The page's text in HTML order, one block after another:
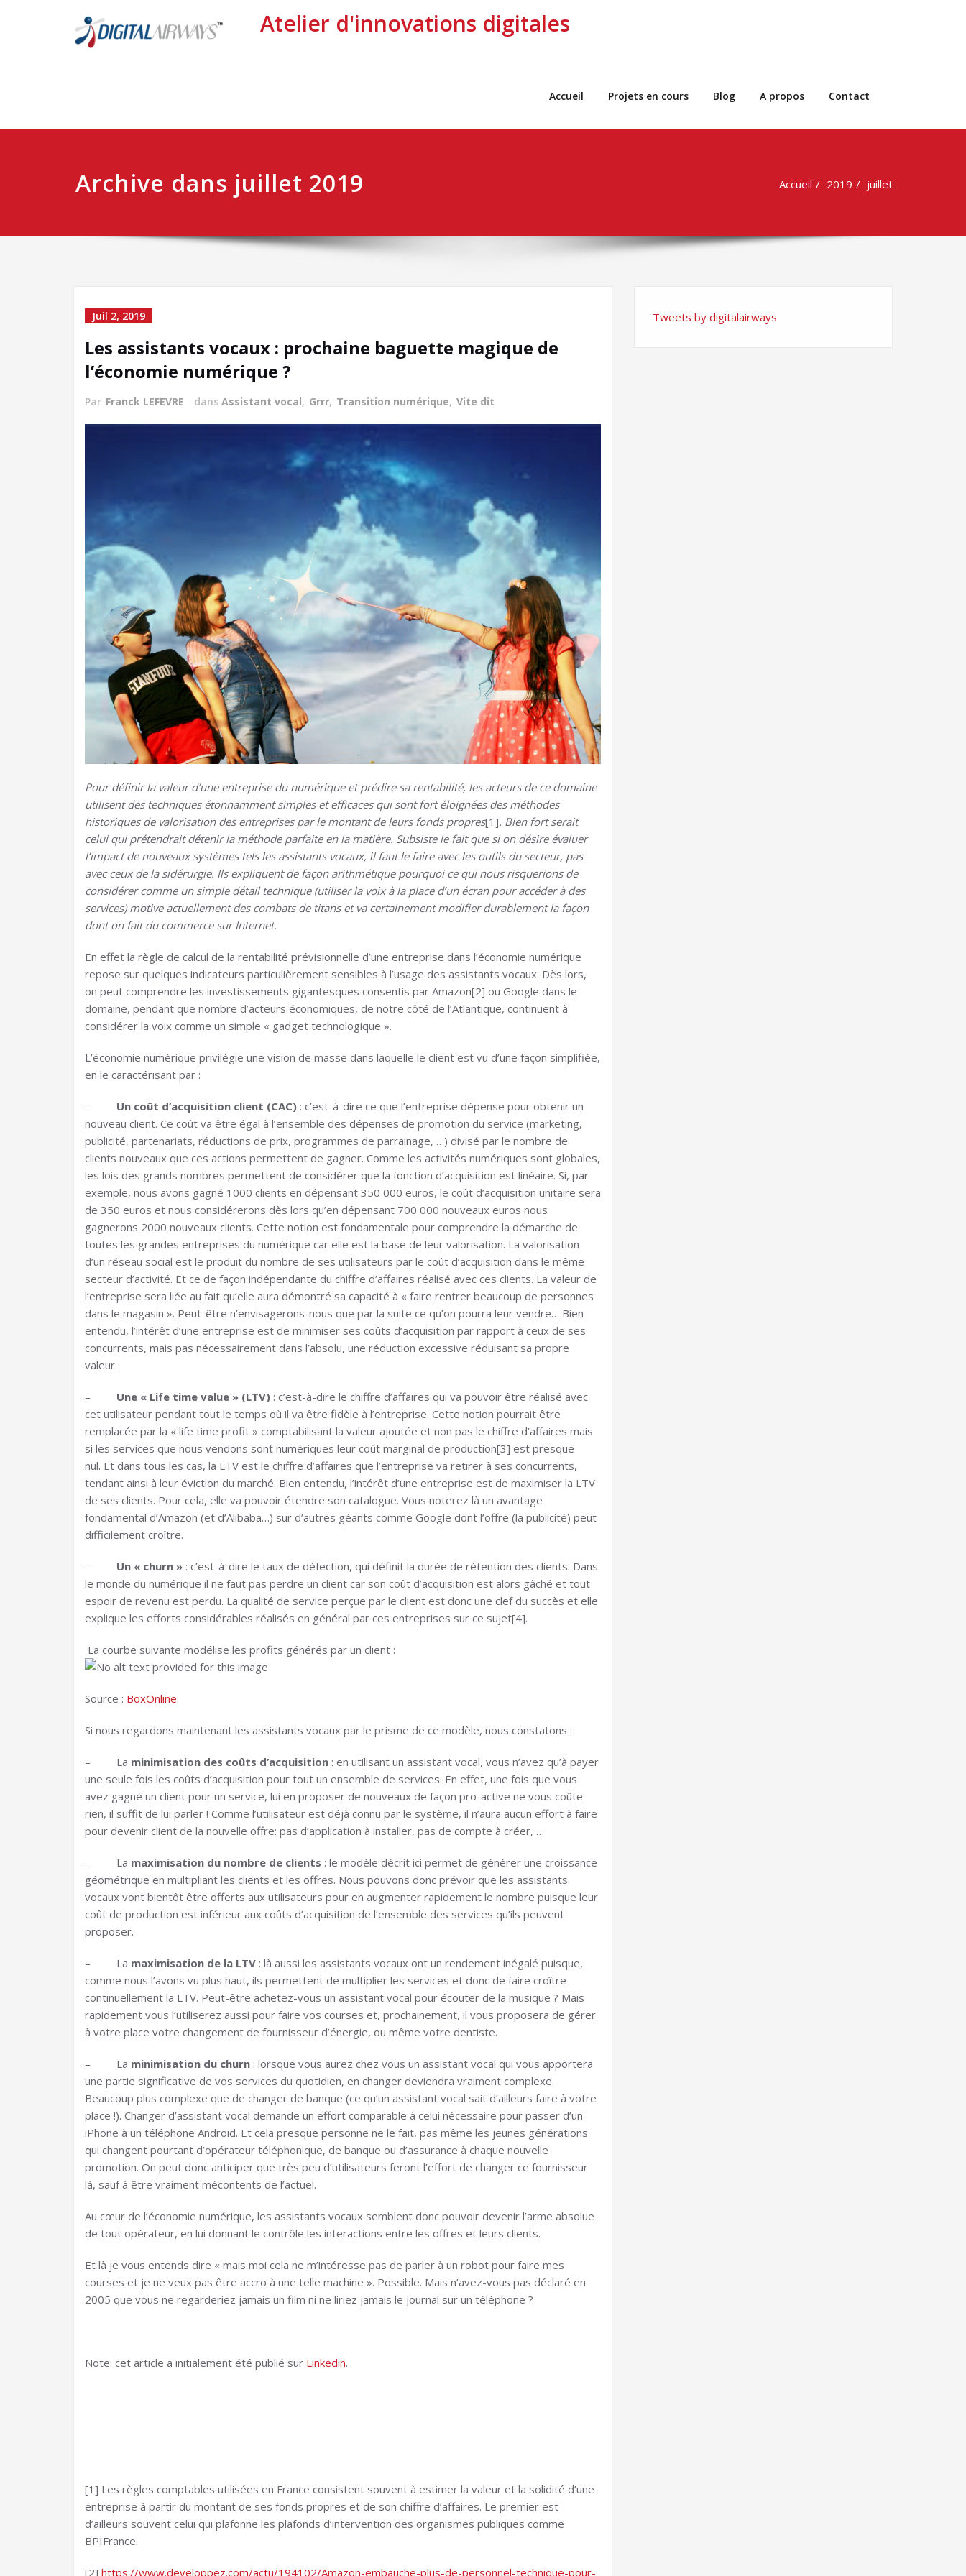
Atelier d'innovations digitales
Accueil Projets en cours Blog A propos Contact
Archive dans juillet 2019 Accueil 2019 juillet
Juil 2, 2019
Les assistants vocaux : prochaine baguette magique de
l’économie numérique ?
Par Franck LEFEVRE dans Assistant vocal, Grrr, Transition numérique, Vite dit
Pour définir la valeur d’une entreprise du numérique et prédire sa rentabilité, les acteurs de ce domaine
utilisent des techniques étonnamment simples et efficaces qui sont fort éloignées des méthodes
historiques de valorisation des entreprises par le montant de leurs fonds propres[1]. Bien fort serait
celui qui prétendrait détenir la méthode parfaite en la matière. Subsiste le fait que si on désire évaluer
l’impact de nouveaux systèmes tels les assistants vocaux, il faut le faire avec les outils du secteur, pas
avec ceux de la sidérurgie. Ils expliquent de façon arithmétique pourquoi ce qui nous risquerions de
considérer comme un simple détail technique (utiliser la voix à la place d’un écran pour accéder à des
services) motive actuellement des combats de titans et va certainement modifier durablement la façon
dont on fait du commerce sur Internet.
En effet la règle de calcul de la rentabilité prévisionnelle d’une entreprise dans l’économie numérique
repose sur quelques indicateurs particulièrement sensibles à l’usage des assistants vocaux. Dès lors,
on peut comprendre les investissements gigantesques consentis par Amazon[2] ou Google dans le
domaine, pendant que nombre d’acteurs économiques, de notre côté de l’Atlantique, continuent à
considérer la voix comme un simple « gadget technologique ».
L’économie numérique privilégie une vision de masse dans laquelle le client est vu d’une façon simplifiée,
en le caractérisant par :
– Un coût d’acquisition client (CAC) : c’est-à-dire ce que l’entreprise dépense pour obtenir un
nouveau client. Ce coût va être égal à l’ensemble des dépenses de promotion du service (marketing,
publicité, partenariats, réductions de prix, programmes de parrainage, …) divisé par le nombre de
clients nouveaux que ces actions permettent de gagner. Comme les activités numériques sont globales,
les lois des grands nombres permettent de considérer que la fonction d’acquisition est linéaire. Si, par
exemple, nous avons gagné 1000 clients en dépensant 350 000 euros, le coût d’acquisition unitaire sera
de 350 euros et nous considérerons dès lors qu’en dépensant 700 000 nouveaux euros nous
gagnerons 2000 nouveaux clients. Cette notion est fondamentale pour comprendre la démarche de
toutes les grandes entreprises du numérique car elle est la base de leur valorisation. La valorisation
d’un réseau social est le produit du nombre de ses utilisateurs par le coût d’acquisition dans le même
secteur d’activité. Et ce de façon indépendante du chiffre d’affaires réalisé avec ces clients. La valeur de
l’entreprise sera liée au fait qu’elle aura démontré sa capacité à « faire rentrer beaucoup de personnes
dans le magasin ». Peut-être n’envisagerons-nous que par la suite ce qu’on pourra leur vendre… Bien
entendu, l’intérêt d’une entreprise est de minimiser ses coûts d’acquisition par rapport à ceux de ses
concurrents, mais pas nécessairement dans l’absolu, une réduction excessive réduisant sa propre
valeur.
– Une « Life time value » (LTV) : c’est-à-dire le chiffre d’affaires qui va pouvoir être réalisé avec
cet utilisateur pendant tout le temps où il va être fidèle à l’entreprise. Cette notion pourrait être
remplacée par la « life time profit » comptabilisant la valeur ajoutée et non pas le chiffre d’affaires mais
si les services que nous vendons sont numériques leur coût marginal de production[3] est presque
nul. Et dans tous les cas, la LTV est le chiffre d’affaires que l’entreprise va retirer à ses concurrents,
tendant ainsi à leur éviction du marché. Bien entendu, l’intérêt d’une entreprise est de maximiser la LTV
de ses clients. Pour cela, elle va pouvoir étendre son catalogue. Vous noterez là un avantage
fondamental d’Amazon (et d’Alibaba…) sur d’autres géants comme Google dont l’offre (la publicité) peut
difficilement croître.
– Un « churn » : c’est-à-dire le taux de défection, qui définit la durée de rétention des clients. Dans
le monde du numérique il ne faut pas perdre un client car son coût d’acquisition est alors gâché et tout
espoir de revenu est perdu. La qualité de service perçue par le client est donc une clef du succès et elle
explique les efforts considérables réalisés en général par ces entreprises sur ce sujet[4].
La courbe suivante modélise les profits générés par un client :
Source : BoxOnline.
Si nous regardons maintenant les assistants vocaux par le prisme de ce modèle, nous constatons :
– La minimisation des coûts d’acquisition : en utilisant un assistant vocal, vous n’avez qu’à payer
une seule fois les coûts d’acquisition pour tout un ensemble de services. En effet, une fois que vous
avez gagné un client pour un service, lui en proposer de nouveaux de façon pro-active ne vous coûte
rien, il suffit de lui parler ! Comme l’utilisateur est déjà connu par le système, il n’aura aucun effort à faire
pour devenir client de la nouvelle offre: pas d’application à installer, pas de compte à créer, …
– La maximisation du nombre de clients : le modèle décrit ici permet de générer une croissance
géométrique en multipliant les clients et les offres. Nous pouvons donc prévoir que les assistants
vocaux vont bientôt être offerts aux utilisateurs pour en augmenter rapidement le nombre puisque leur
coût de production est inférieur aux coûts d’acquisition de l’ensemble des services qu’ils peuvent
proposer.
– La maximisation de la LTV : là aussi les assistants vocaux ont un rendement inégalé puisque,
comme nous l’avons vu plus haut, ils permettent de multiplier les services et donc de faire croître
continuellement la LTV. Peut-être achetez-vous un assistant vocal pour écouter de la musique ? Mais
rapidement vous l’utiliserez aussi pour faire vos courses et, prochainement, il vous proposera de gérer
à votre place votre changement de fournisseur d’énergie, ou même votre dentiste.
– La minimisation du churn : lorsque vous aurez chez vous un assistant vocal qui vous apportera
une partie significative de vos services du quotidien, en changer deviendra vraiment complexe.
Beaucoup plus complexe que de changer de banque (ce qu’un assistant vocal sait d’ailleurs faire à votre
place !). Changer d’assistant vocal demande un effort comparable à celui nécessaire pour passer d’un
iPhone à un téléphone Android. Et cela presque personne ne le fait, pas même les jeunes générations
qui changent pourtant d’opérateur téléphonique, de banque ou d’assurance à chaque nouvelle
promotion. On peut donc anticiper que très peu d’utilisateurs feront l’effort de changer ce fournisseur
là, sauf à être vraiment mécontents de l’actuel.
Au cœur de l’économie numérique, les assistants vocaux semblent donc pouvoir devenir l’arme absolue
de tout opérateur, en lui donnant le contrôle les interactions entre les offres et leurs clients.
Et là je vous entends dire « mais moi cela ne m’intéresse pas de parler à un robot pour faire mes
courses et je ne veux pas être accro à une telle machine ». Possible. Mais n’avez-vous pas déclaré en
2005 que vous ne regarderiez jamais un film ni ne liriez jamais le journal sur un téléphone ?
Note: cet article a initialement été publié sur Linkedin.
[1] Les règles comptables utilisées en France consistent souvent à estimer la valeur et la solidité d’une
entreprise à partir du montant de ses fonds propres et de son chiffre d’affaires. Le premier est
d’ailleurs souvent celui qui plafonne les plafonds d’intervention des organismes publiques comme
BPIFrance.
[2] https://www.developpez.com/actu/194102/Amazon-embauche-plus-de-personnel-technique-pour-
Tweets by digitalairways